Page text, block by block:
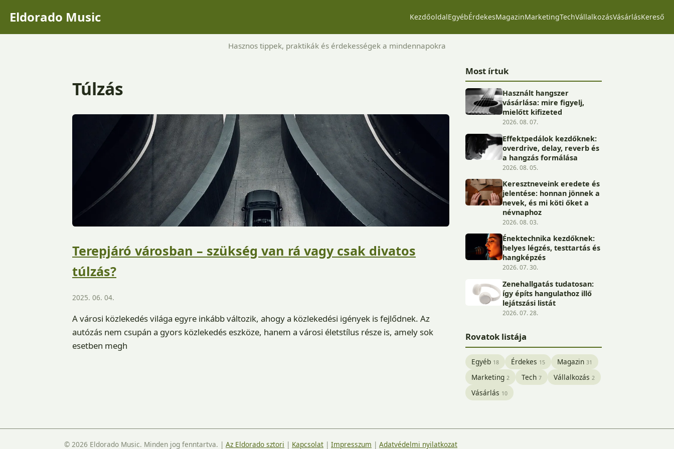
Eldorado Music KezdőoldalEgyébÉrdekesMagazinMarketingTechVállalkozásVásárlásKereső
Hasznos tippek, praktikák és érdekességek a mindennapokra
Túlzás
Terepjáró városban – szükség van rá vagy csak divatos
túlzás?
2025. 06. 04.
A városi közlekedés világa egyre inkább változik, ahogy a közlekedési igények is fejlődnek. Az
autózás nem csupán a gyors közlekedés eszköze, hanem a városi életstílus része is, amely sok
esetben megh
Most írtuk
Használt hangszer
vásárlása: mire figyelj,
mielőtt kifizeted
2026. 08. 07.
Effektpedálok kezdőknek:
overdrive, delay, reverb és
a hangzás formálása
2026. 08. 05.
Keresztneveink eredete és
jelentése: honnan jönnek a
nevek, és mi köti őket a
névnaphoz
2026. 08. 03.
Énektechnika kezdőknek:
helyes légzés, testtartás és
hangképzés
2026. 07. 30.
Zenehallgatás tudatosan:
így építs hangulathoz illő
lejátszási listát
2026. 07. 28.
Rovatok listája
Egyéb 18 Érdekes 15 Magazin 31
Marketing 2 Tech 7 Vállalkozás 2
Vásárlás 10
© 2026 Eldorado Music. Minden jog fenntartva. | Az Eldorado sztori | Kapcsolat | Impresszum | Adatvédelmi nyilatkozat